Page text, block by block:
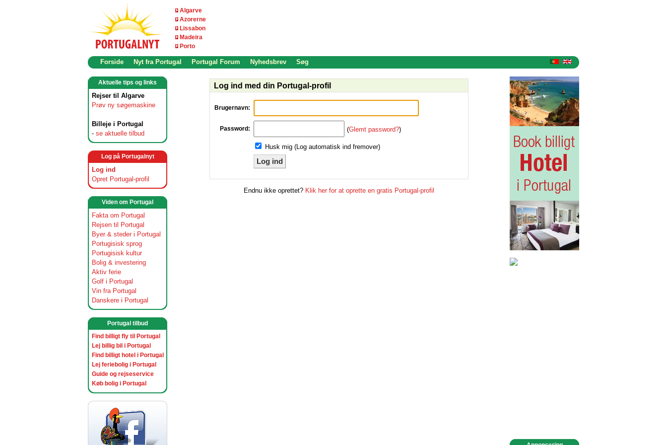
Algarve
Azorerne
Lissabon
Madeira
Porto
Forside Nyt fra Portugal Portugal Forum Nyhedsbrev Søg
Aktuelle tips og links
Rejser til Algarve
Prøv ny søgemaskine
Billeje i Portugal
- se aktuelle tilbud
Log på Portugalnyt
Log ind
Opret Portugal-profil
Viden om Portugal
Fakta om Portugal
Rejsen til Portugal
Byer & steder i Portugal
Portugisisk sprog
Portugisisk kultur
Bolig & investering
Aktiv ferie
Golf i Portugal
Vin fra Portugal
Danskere i Portugal
Portugal tilbud
Find billigt fly til Portugal
Lej billig bil i Portugal
Find billigt hotel i Portugal
Lej feriebolig i Portugal
Guide og rejseservice
Køb bolig i Portugal
Log ind med din Portugal-profil
Brugernavn:
Password: (Glemt password?)
Husk mig (Log automatisk ind fremover)
Log ind
Endnu ikke oprettet? Klik her for at oprette en gratis Portugal-profil